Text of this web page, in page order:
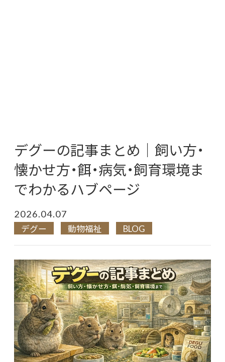
デグーの記事まとめ｜飼い方・
懐かせ方・餌・病気・飼育環境ま
でわかるハブページ
2026.04.07
デグー 動物福祉 BLOG